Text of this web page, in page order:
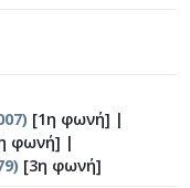
[1η φωνή] |
φωνή] |
[3η φωνή]